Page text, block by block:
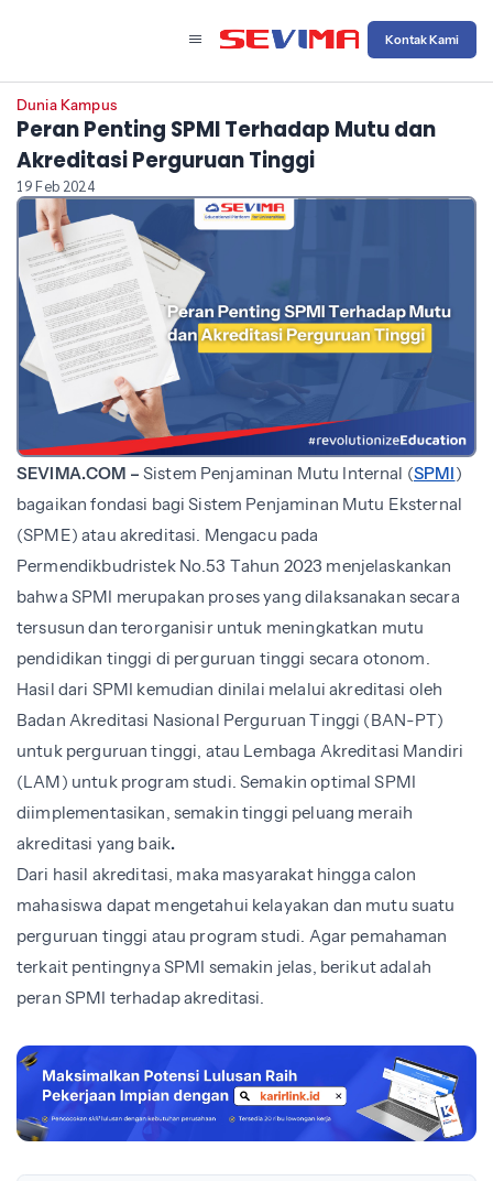
Kontak Kami
Dunia Kampus
Peran Penting SPMI Terhadap Mutu dan
Akreditasi Perguruan Tinggi
19 Feb 2024
SEVIMA.COM – Sistem Penjaminan Mutu Internal (SPMI)
bagaikan fondasi bagi Sistem Penjaminan Mutu Eksternal
(SPME) atau akreditasi . Mengacu pada
Permendikbudristek No.53 Tahun 2023 menjelaskankan
bahwa SPMI merupakan proses yang dilaksanakan secara
tersusun dan terorganisir untuk meningkatkan mutu
pendidikan tinggi di perguruan tinggi secara otonom.
Hasil dari SPMI kemudian dinilai melalui akreditasi oleh
Badan Akreditasi Nasional Perguruan Tinggi (BAN-PT)
untuk perguruan tinggi, atau Lembaga Akreditasi Mandiri
(LAM) untuk program studi. Semakin optimal SPMI
diimplementasikan, semakin tinggi peluang meraih
akreditasi yang baik.
Dari hasil akreditasi, maka masyarakat hingga calon
mahasiswa dapat mengetahui kelayakan dan mutu suatu
perguruan tinggi atau program studi. Agar pemahaman
terkait pentingnya SPMI semakin jelas, berikut adalah
peran SPMI terhadap akreditasi.